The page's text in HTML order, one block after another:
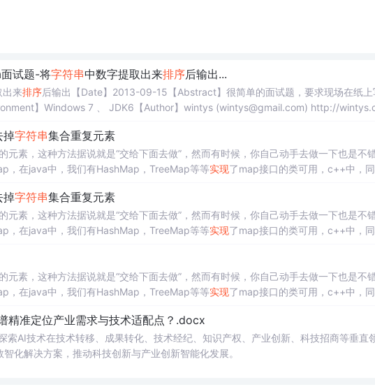
试题-将字符串中数字提取出来排序后输出...
出来排序后输出【Date】2013-09-15【Abstract】很简单的面试题，要求现场在纸上
】Windows 7 、 JDK6【Author】wintys (wintys@gmail.com) http://
掉字符串集合重复元素
素，这种方法据说就是“交给下面去做”，然而有时候，你自己动手去做一下也是不错
，在java中，我们有HashMap，TreeMap等等实现了map接口的类可用，c++中，同
掉字符串集合重复元素
素，这种方法据说就是“交给下面去做”，然而有时候，你自己动手去做一下也是不错
，在java中，我们有HashMap，TreeMap等等实现了map接口的类可用，c++中，同
素，这种方法据说就是“交给下面去做”，然而有时候，你自己动手去做一下也是不错
，在java中，我们有HashMap，TreeMap等等实现了map接口的类可用，c++中，同
精准定位产业需求与技术适配点？.docx
AI技术在技术转移、成果转化、技术经纪、知识产权、产业创新、科技招商等垂直
化解决方案，推动科技创新与产业创新智能化发展。